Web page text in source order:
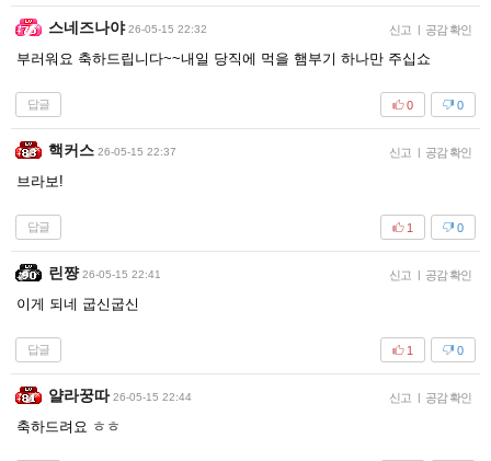
스네즈나야 26-05-15 22:32 신고 | 공감 확인
부러워요 축하드립니다~~내일 당직에 먹을 햄부기 하나만 주십쇼
답글 0
0
핵커스 26-05-15 22:37 신고 | 공감 확인
브라보!
답글 0
1
린쨩 26-05-15 22:41 신고 | 공감 확인
이게 되네 굽신굽신
답글 0
1
얄라꿍따 26-05-15 22:44 신고 | 공감 확인
축하드려요 ㅎㅎ